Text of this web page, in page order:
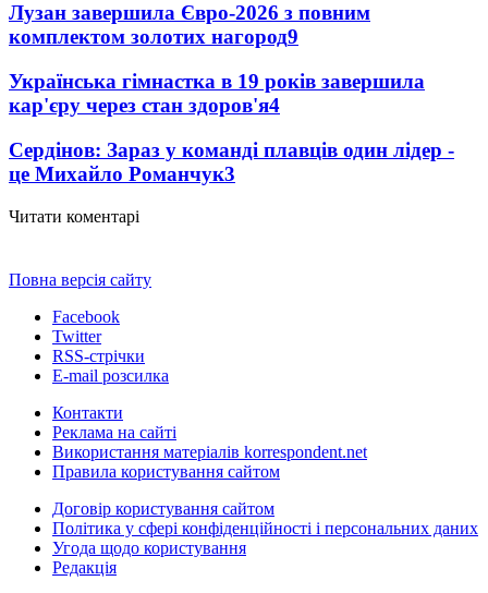
Лузан завершила Євро-2026 з повним
комплектом золотих нагород9
Українська гімнастка в 19 років завершила
кар'єру через стан здоров'я4
Сердінов: Зараз у команді плавців один лідер -
це Михайло Романчук3
Читати коментарі
Повна версія сайту
Facebook
Twitter
RSS-стрічки
E-mail розсилка
Контакти
Реклама на сайті
Використання матеріалів korrespondent.net
Правила користування сайтом
Договір користування сайтом
Політика у сфері конфіденційності і персональних даних
Угода щодо користування
Редакція